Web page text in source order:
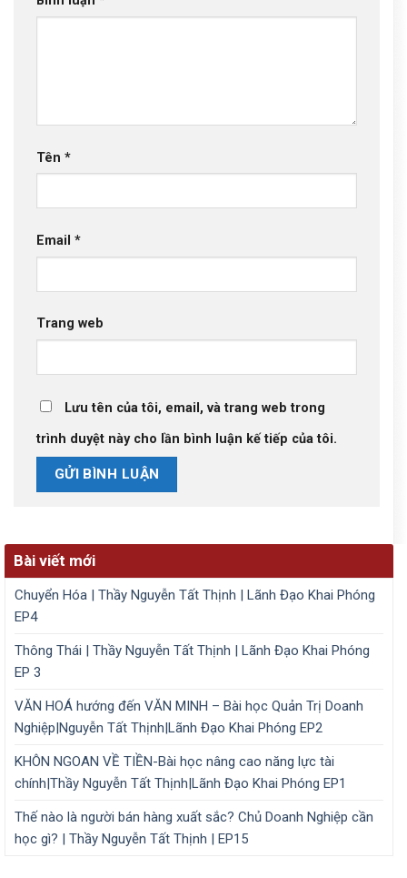
Tên *
Email *
Trang web
Lưu tên của tôi, email, và trang web trong
trình duyệt này cho lần bình luận kế tiếp của tôi.
Bài viết mới
Chuyển Hóa | Thầy Nguyễn Tất Thịnh | Lãnh Đạo Khai Phóng
EP4
Thông Thái | Thầy Nguyễn Tất Thịnh | Lãnh Đạo Khai Phóng
EP 3
VĂN HOÁ hướng đến VĂN MINH – Bài học Quản Trị Doanh
Nghiệp|Nguyễn Tất Thịnh|Lãnh Đạo Khai Phóng EP2
KHÔN NGOAN VỀ TIỀN-Bài học nâng cao năng lực tài
chính|Thầy Nguyễn Tất Thịnh|Lãnh Đạo Khai Phóng EP1
Thế nào là người bán hàng xuất sắc? Chủ Doanh Nghiệp cần
học gì? | Thầy Nguyễn Tất Thịnh | EP15